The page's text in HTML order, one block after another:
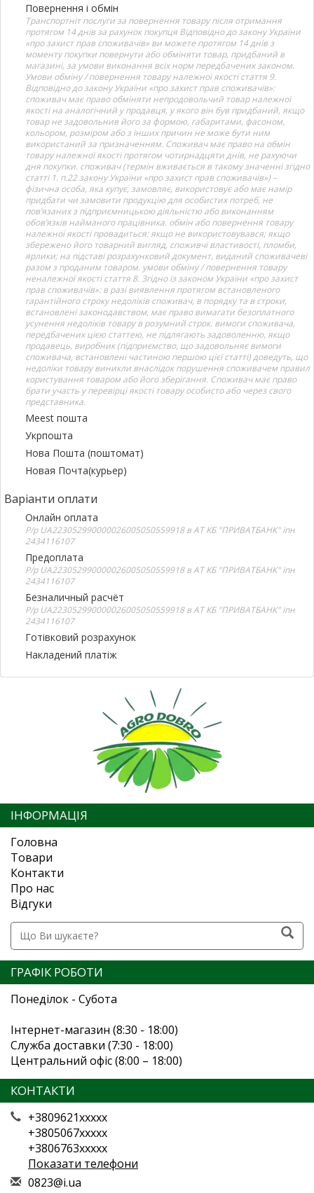
Повернення і обмін
Транспортніт послуги за повернення товару після отримання
протягом 14 днів за рахунок покупця Відповідно до закону України
«про захист прав споживачів» ви можете протягом 14 днів з
моменту покупки повернути або обміняти товар, придбаний в
магазині, за умови виконання всіх норм передбачених законом.
Умови обміну / повернення товару належної якості стаття 9.
Відповідно до закону України «про захист прав споживачів»:
споживач має право обміняти непродовольчий товар належної
якості на аналогічний у продавця, у якого він був придбаний, якщо
товар не задовольнив його за формою, габаритами, фасоном,
кольором, розміром або з інших причин не може бути ним
використаний за призначенням. Споживач має право на обмін
товару належної якості протягом чотирнадцяти днів, не рахуючи
дня покупки. споживач (термін вживається в такому значенні згідно
статті 1. п.22 закону України «про захист прав споживачів») –
фізична особа, яка купує, замовляє, використовує або має намір
придбати чи замовити продукцію для особистих потреб, не
пов’язаних з підприємницькою діяльністю або виконанням
обов’язків найманого працівника. обмін або повернення товару
належної якості провадиться: якщо не використовувався; якщо
збережено його товарний вигляд, споживчі властивості, пломби,
ярлики; на підставі розрахунковий документ, виданий споживачеві
разом з проданим товаром. умови обміну / повернення товару
неналежної якості стаття 8. Згідно із законом України «про захист
прав споживачів»: в разі виявлення протягом встановленого
гарантійного строку недоліків споживач, в порядку та в строки,
встановлені законодавством, має право вимагати безоплатного
усунення недоліків товару в розумний строк. вимоги споживача,
передбачених цією статтею, не підлягають задоволенню, якщо
продавець, виробник (підприємство, що задовольняє вимоги
споживача, встановлені частиною першою цієї статті) доведуть, що
недоліки товару виникли внаслідок порушення споживачем правил
користування товаром або його зберігання. Споживач має право
брати участь у перевірці якості товару особисто або через свого
представника.
Meest пошта
Укрпошта
Нова Пошта (поштомат)
Новая Почта(курьер)
Варіанти оплати
Онлайн оплата
Р/р UA223052990000026005050559918 в АТ КБ "ПРИВАТБАНК" іпн
2434116107
Предоплата
Р/р UA223052990000026005050559918 в АТ КБ "ПРИВАТБАНК" іпн
2434116107
Безналичный расчёт
Р/р UA223052990000026005050559918 в АТ КБ "ПРИВАТБАНК" іпн
2434116107
Готівковий розрахунок
Накладений платіж
ІНФОРМАЦІЯ
Головна
Товари
Контакти
Про нас
Відгуки
ГРАФІК РОБОТИ
Понеділок - Субота
Інтернет-магазин (8:30 - 18:00)
Служба доставки (7:30 - 18:00)
Центральний офіс (8:00 – 18:00)
КОНТАКТИ
+3809621xxxxx
+3805067xxxxx
+3806763xxxxx
Показати телефони
0823@i.ua